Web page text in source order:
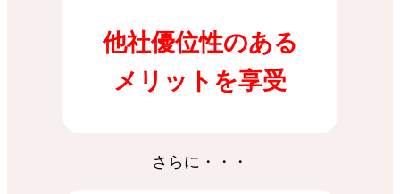
他社優位性のある
メリットを享受
さらに・・・